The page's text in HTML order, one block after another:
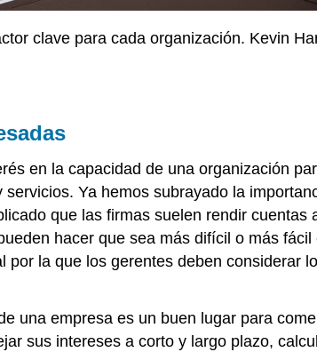
clave para cada organización. Kevin
en la capacidad de una organización
Ya hemos subrayado la
que las firmas suelen rendir cuentas
hacer que sea más difícil o más fácil
la que los gerentes deben considerar
una empresa es un buen lugar para
sus intereses a corto y largo plazo,